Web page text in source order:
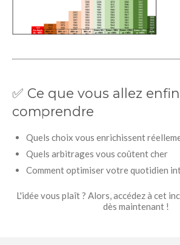
✅ Ce que vous allez enfin
comprendre
Quels choix vous enrichissent
Quels arbitrages vous coûtent cher
Comment optimiser votre quotidien
L'idée vous plaît ? Alors, accédez à cet
dès maintenant !